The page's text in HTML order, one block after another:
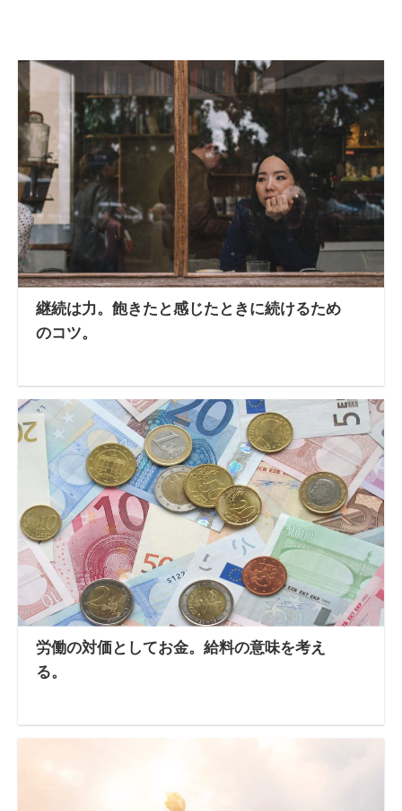
継続は力。飽きたと感じたときに続けるため
のコツ。
労働の対価としてお金。給料の意味を考え
る。